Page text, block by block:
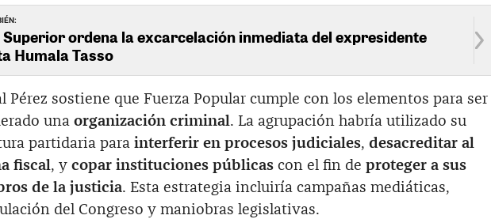
ordena la excarcelación inmediata del expresidente
Humala Tasso
Pérez sostiene que Fuerza Popular cumple con los elementos para ser
una organización criminal. La agrupación habría utilizado su
partidaria para interferir en procesos judiciales, desacreditar al
fiscal, y copar instituciones públicas con el fin de proteger a sus
de la justicia. Esta estrategia incluiría campañas mediáticas,
del Congreso y maniobras legislativas.